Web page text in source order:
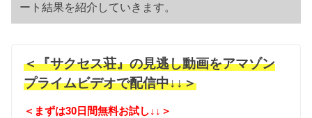
ート結果を紹介していきます。
＜『サクセス荘』の見逃し動画をアマゾン
プライムビデオで配信中↓↓＞
＜まずは30日間無料お試し↓↓＞